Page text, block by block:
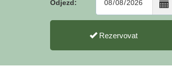
Odjezd:
Rezervovat